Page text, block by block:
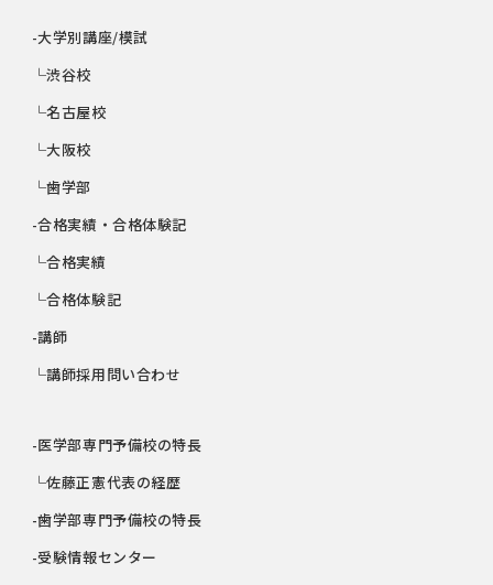
-大学別講座/模試
└渋谷校
└名古屋校
└大阪校
└歯学部
-合格実績・合格体験記
└合格実績
└合格体験記
-講師
└講師採用問い合わせ
-医学部専門予備校の特長
└佐藤正憲代表の経歴
-歯学部専門予備校の特長
-受験情報センター